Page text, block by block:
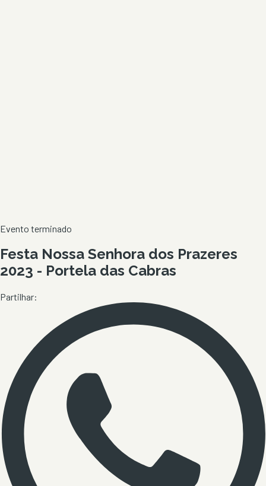
Evento terminado
Festa Nossa Senhora dos Prazeres
2023 - Portela das Cabras
Partilhar: